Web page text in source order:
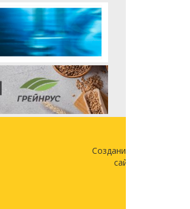
Создание и продвижение
сайта —